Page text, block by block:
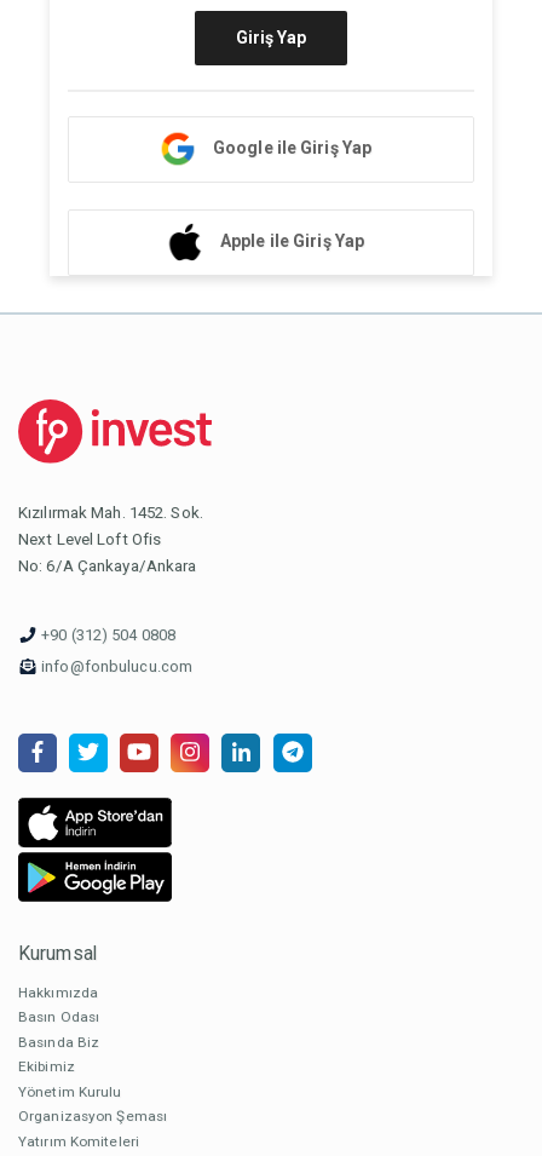
Giriş Yap
Google ile Giriş Yap
Apple ile Giriş Yap
Kızılırmak Mah. 1452. Sok.
Next Level Loft Ofis
No: 6/A Çankaya/Ankara
+90 (312) 504 0808
info@fonbulucu.com
Kurumsal
Hakkımızda
Basın Odası
Basında Biz
Ekibimiz
Yönetim Kurulu
Organizasyon Şeması
Yatırım Komiteleri